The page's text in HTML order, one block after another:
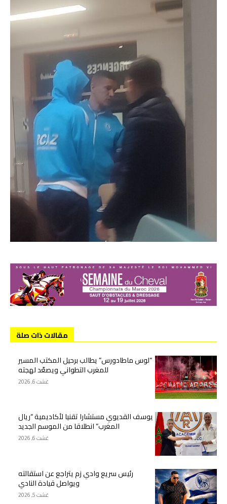
مقالات ذات صلة
“لوس ماطادورس” يطالب برحيل المكتب المسير
للمغرب التطواني ويصعّد لهجته
غشت 6, 2026
يوسف القديوي مستشارا تقنيا لأكاديمية “ريال
المغرب” انطلاقا من الموسم الجديد
غشت 6, 2026
رئيس سريع وادي زم يتراجع عن استقالته
ويواصل قيادة النادي
غشت 5, 2026